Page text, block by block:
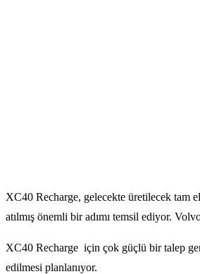
XC40 Recharge, gelecekte üretilecek tam
atılmış önemli bir adımı temsil ediyor.
XC40 Recharge için çok güçlü bir talep
edilmesi planlanıyor.